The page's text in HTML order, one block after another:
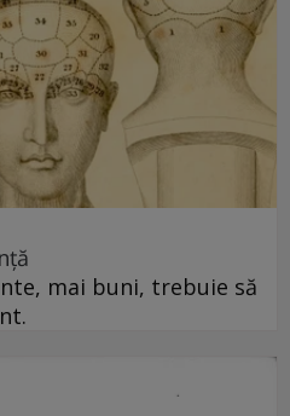
mai buni, trebuie să